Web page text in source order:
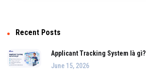
Recent Posts
Applicant Tracking System là gì?
June 15, 2026